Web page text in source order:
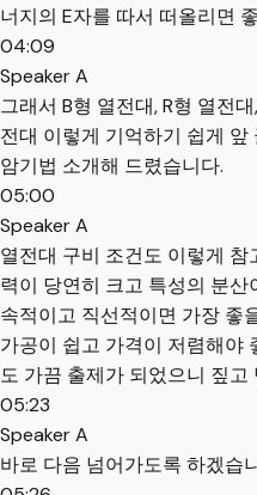
너지의 E자를 따서 떠올리면
04:09
Speaker A
그래서 B형 열전대, R형 열전
전대 이렇게 기억하기 쉽게
암기법 소개해 드렸습니다.
05:00
Speaker A
열전대 구비 조건도 이렇게
력이 당연히 크고 특성의 분
속적이고 직선적이면 가장 좋
가공이 쉽고 가격이 저렴해야
도 가끔 출제가 되었으니 짚
05:23
Speaker A
바로 다음 넘어가도록 하겠습